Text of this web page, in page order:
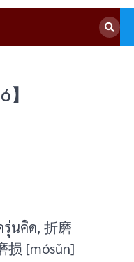
นคิด, 折磨
损 [mósǔn]